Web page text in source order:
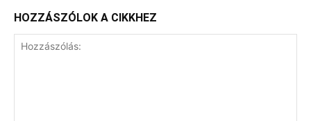
HOZZÁSZÓLOK A CIKKHEZ